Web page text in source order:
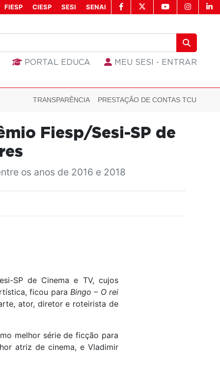
FIESP CIESP SESI SENAI
PORTAL EDUCA MEU SESI - ENTRAR
TRANSPARÊNCIA PRESTAÇÃO DE CONTAS TCU
Fiesp/Sesi-SP de
os anos de 2016 e 2018
SP de Cinema e TV, cujos
ficou para Bingo – O rei
ator, diretor e roteirista de
melhor série de ficção para
atriz de cinema, e Vladimir